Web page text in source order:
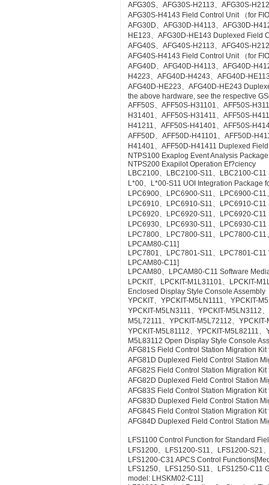
AFG30S、AFG30S-H2113、AFG30S-
AFG30S-H4143 Field Control Unit （for
AFG30D、AFG30D-H4113、AFG30D-
HE123、AFG30D-HE143 Duplexed Field
AFG40S、AFG40S-H2113、AFG40S-
AFG40S-H4143 Field Control Unit （for
AFG40D、AFG40D-H4113、AFG40D-
H4223、AFG40D-H4243、AFG40D-
AFG40D-HE223、AFG40D-HE243
the above hardware, see the respective
AFF50S、AFF50S-H31101、AFF50S-
H31401、AFF50S-H31411、AFF50S-
H41211、AFF50S-H41401、AFF50S-
AFF50D、AFF50D-H41101、AFF50D-
H41401、AFF50D-H41411 Duplexed
NTPS100 Exaplog Event Analysis Package
NTPS200 Exapilot Operation Ef?ciency
LBC2100、LBC2100-S11、LBC2100-
L*00、L*00-S11 UOI Integration Package
LPC6900、LPC6900-S11、LPC6900-
LPC6910、LPC6910-S11、LPC6910-
LPC6920、LPC6920-S11、LPC6920-
LPC6930、LPC6930-S11、LPC6930-
LPC7800、LPC7800-S11、LPC7800-
LPCAM80-C11]
LPC7801、LPC7801-S11、LPC7801-
LPCAM80-C11]
LPCAM80、LPCAM80-C11 Software
LPCKIT、LPCKIT-M1L31101、LPCKIT-
Enclosed Display Style Console Assembly
YPCKIT、YPCKIT-M5LN1111、YPCKIT-
YPCKIT-M5LN3111、YPCKIT-M5LN3112
M5L72111、YPCKIT-M5L72112、
YPCKIT-M5L81112、YPCKIT-M5L82111
M5L83112 Open Display Style Console
AFG81S Field Control Station Migration Kit
AFG81D Duplexed Field Control Station
AFG82S Field Control Station Migration Kit
AFG82D Duplexed Field Control Station
AFG83S Field Control Station Migration Kit
AFG83D Duplexed Field Control Station
AFG84S Field Control Station Migration Kit
AFG84D Duplexed Field Control Station
LFS1100 Control Function for Standard
LFS1200、LFS1200-S11、LFS1200-S21
LFS1200-C31 APCS Control
LFS1250、LFS1250-S11、LFS1250-C11
model: LHSKM02-C11]